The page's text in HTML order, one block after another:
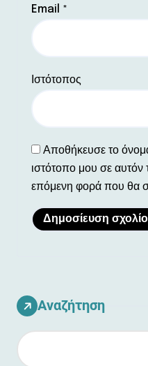
Email *
Ιστότοπος
Αποθήκευσε το
ιστότοπο μου σε αυτόν
επόμενη φορά που θα
Αναζήτηση